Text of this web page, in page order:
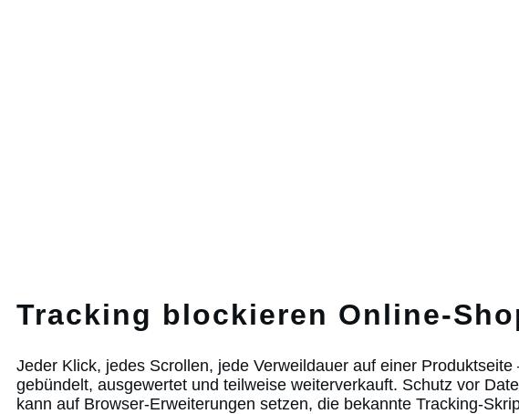
Tracking blockieren Online-
Jeder Klick, jedes Scrollen, jede Verweildauer auf einer
gebündelt, ausgewertet und teilweise weiterverkauft. Schutz vor
kann auf Browser-Erweiterungen setzen, die bekannte Tracking-